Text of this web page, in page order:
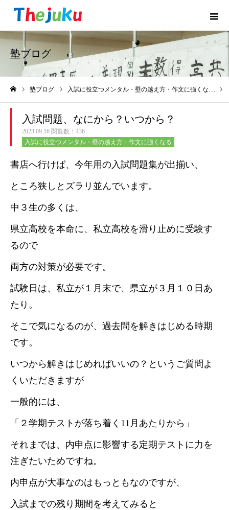
塾ブログ
塾ブログ 入試に役立つメンタル・壁の越え方・作文に強くなる
入試問題、なにから？いつから？
2023.09.16 閲覧数：436
入試に役立つメンタル・壁の越え方・作文に強くなる
書店へ行けば、今年用の入試問題集が出揃い、
ところ狭しとズラリ並んでいます。
中３生の多くは、
県立高校を本命に、私立高校を滑り止めに受験す
るので
両方の対策が必要です。
試験日は、私立が１月末で、県立が３月１０日あ
たり。
そこで気になるのが、過去問を解きはじめる時期
です。
いつから解きはじめればいいの？というご質問よ
くいただきますが
一般的には、
「２学期テストが落ち着く11月あたりから」
それまでは、内申点に影響する定期テストに力を
注ぎたいためですね。
内申点が大事なのはもっともなのですが、
入試までの残り期間を考えてみると